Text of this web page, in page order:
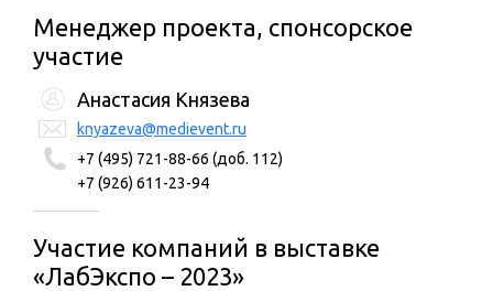
Менеджер проекта, спонсорское
участие
Анастасия Князева
knyazeva@medievent.ru
+7 (495) 721-88-66 (доб. 112)
+7 (926) 611-23-94
Участие компаний в выставке
«ЛабЭкспо – 2023»